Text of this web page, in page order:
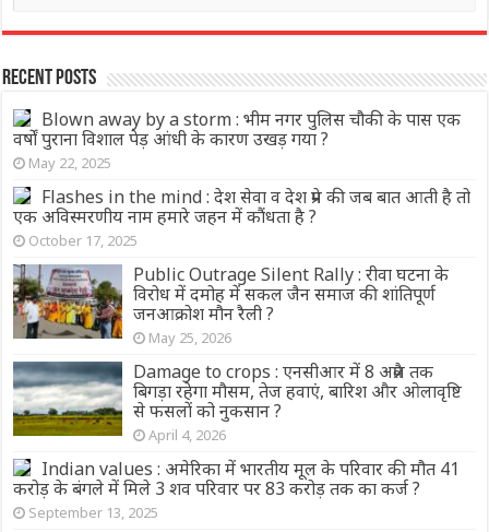
Recent Posts
Blown away by a storm : भीम नगर पुलिस चौकी के पास एक
वर्षों पुराना विशाल पेड़ आंधी के कारण उखड़ गया ?
May 22, 2025
Flashes in the mind : देश सेवा व देश प्रेम की जब बात आती है तो
एक अविस्मरणीय नाम हमारे जहन में कौंधता है ?
October 17, 2025
Public Outrage Silent Rally : रीवा घटना के
विरोध में दमोह में सकल जैन समाज की शांतिपूर्ण
जनआक्रोश मौन रैली ?
May 25, 2026
Damage to crops : एनसीआर में 8 अप्रैल तक
बिगड़ा रहेगा मौसम, तेज हवाएं, बारिश और ओलावृष्टि
से फसलों को नुकसान ?
April 4, 2026
Indian values : अमेरिका में भारतीय मूल के परिवार की मौत 41
करोड़ के बंगले में मिले 3 शव परिवार पर 83 करोड़ तक का कर्ज ?
September 13, 2025